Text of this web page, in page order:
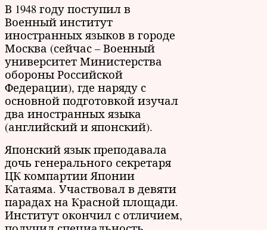
В 1948 году поступил в
Военный институт
иностранных языков в городе
Москва (сейчас – Военный
университет Министерства
обороны Российской
Федерации), где наряду с
основной подготовкой изучал
два иностранных языка
(английский и японский).
Японский язык преподавала
дочь генерального секретаря
ЦК компартии Японии
Катаяма. Участвовал в девяти
парадах на Красной площади.
Институт окончил с отличием,